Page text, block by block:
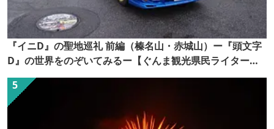
『イニD』の聖地巡礼 前編（榛名山・赤城山）ー『頭文字
D』の世界をのぞいてみるー【ぐんま観光県民ライター
（ぐん記者）】